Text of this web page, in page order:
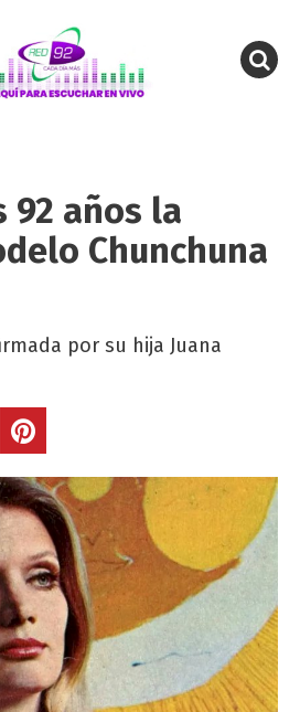
92 años la
Chunchuna
por su hija Juana